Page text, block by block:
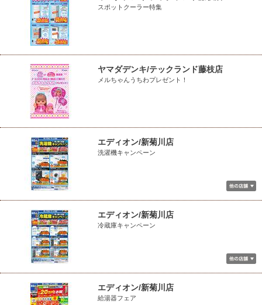
スポットクーラー特集
ヤマダデンキ/テックランド藤枝店
メルちゃんうちわプレゼント！
エディオン/新菊川店
洗濯機キャンペーン
エディオン/新菊川店
冷蔵庫キャンペーン
エディオン/新菊川店
給湯器フェア